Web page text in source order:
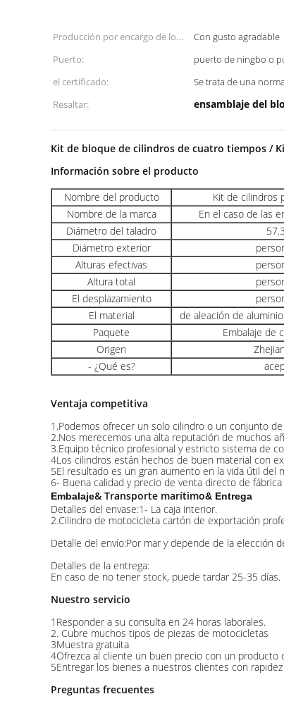
Producción por encargo de los
fabricantes:
Con gusto agradable
Puerto:
puerto de ningbo o
el certificado:
Se trata de una
Resaltar:
ensamblaje del
Kit de bloque de cilindros de cuatro tiempos /
Información sobre el producto
Nombre del producto
Kit de cilindros
Nombre de la marca
En el caso de las
Diámetro del taladro
Diámetro exterior
Alturas efectivas
Altura total
El desplazamiento
El material
de aleación de
Paquete
Embalaje de
Origen
- ¿Qué es?
Ventaja competitiva
1.Podemos ofrecer un solo cilindro o un conjunto
2.Nos merecemos una alta reputación de muchos
3.Equipo técnico profesional y estricto sistema de
4Los cilindros están hechos de buen material con
5El resultado es un gran aumento en la vida útil del
6- Buena calidad y precio de venta directo de
Embalaje& Transporte marítimo& Entrega
Detalles del envase:1- La caja interior.
2.Cilindro de motocicleta cartón de exportación
Detalle del envío:Por mar y depende de la elección
Detalles de la entrega:
En caso de no tener stock, puede tardar 25-35 días.
Nuestro servicio
1Responder a su consulta en 24 horas laborales.
2. Cubre muchos tipos de piezas de motocicletas
3Muestra gratuita
4Ofrezca al cliente un buen precio con un producto
5Entregar los bienes a nuestros clientes con
Preguntas frecuentes